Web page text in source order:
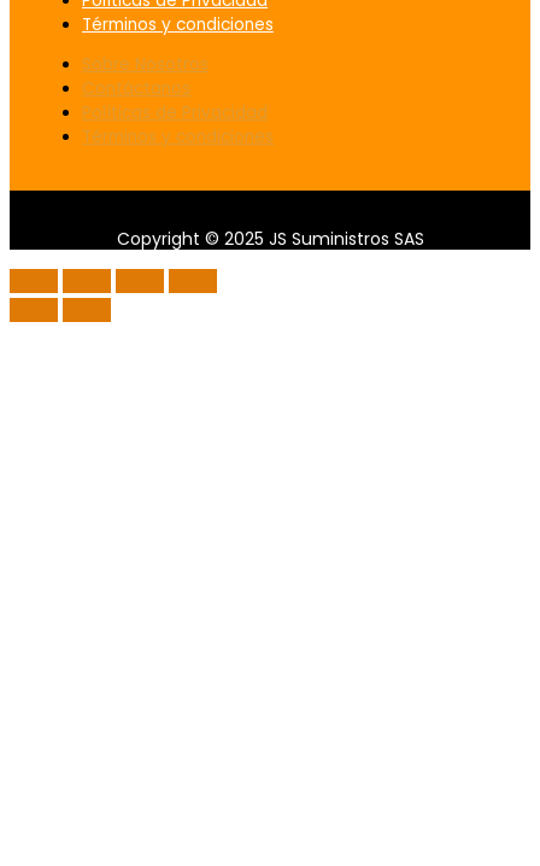
Términos y condiciones
Sobre Nosotros
Contáctanos
Políticas de Privacidad
Términos y condiciones
Copyright © 2025 JS Suministros SAS